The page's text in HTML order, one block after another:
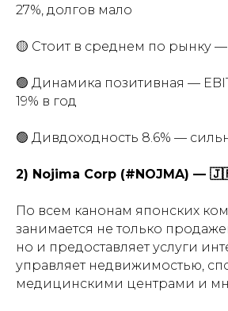
27%, долгов мало
🟡 Стоит в среднем по рынку —
🟢 Динамика позитивная —
19% в год
🟢 Дивдоходность 8.6% —
2) Nojima Corp (#NOJMA) —
По всем канонам японских
занимается не только
но и предоставляет услуги
управляет недвижимостью,
медицинскими центрами и